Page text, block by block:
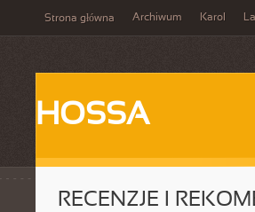
Strona główna Archiwum Karol
HOSSA
RECENZJE I